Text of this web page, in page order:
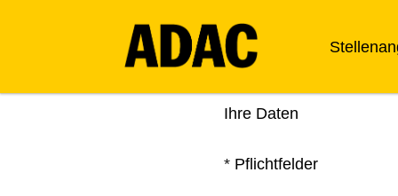
Ihre Daten
* Pflichtfelder